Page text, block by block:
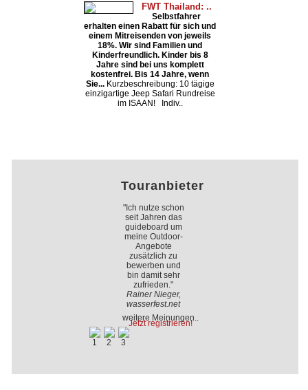
FWT Thailand: ..
Selbstfahrer
erhalten einen Rabatt für sich und
einem Mitreisenden von jeweils
18%. Wir sind Familien und
Kinderfreundlich. Kinder bis 8
Jahre sind bei uns komplett
kostenfrei. Bis 14 Jahre, wenn
Sie...Kurzbeschreibung: 10 tägige
einzigartige Jeep Safari Rundreise
im ISAAN! Indiv..
Touranbieter
"Ich nutze schon
seit Jahren das
guideboard um
meine Outdoor-
Angebote
zusätzlich zu
bewerben und
bin damit sehr
zufrieden."
Rainer Nieger,
wasserfest.net
Jetzt registrieren!
weitere Meinungen..